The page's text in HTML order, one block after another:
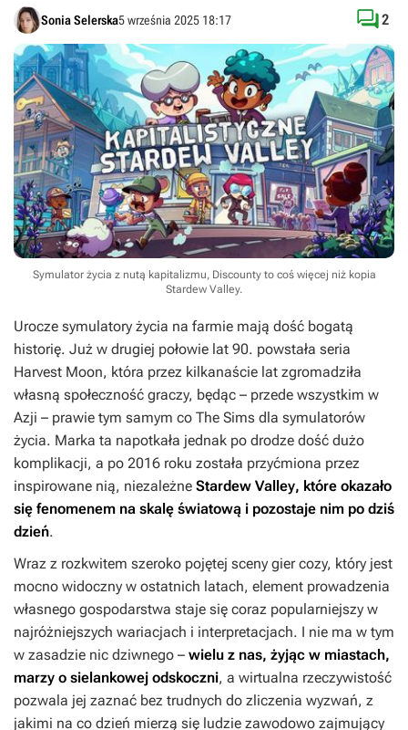
Sonia Selerska5 września 2025 18:17 2
Symulator życia z nutą kapitalizmu, Discounty to coś więcej niż kopia
Stardew Valley.
Urocze symulatory życia na farmie mają dość bogatą
historię. Już w drugiej połowie lat 90. powstała seria
Harvest Moon, która przez kilkanaście lat zgromadziła
własną społeczność graczy, będąc – przede wszystkim w
Azji – prawie tym samym co The Sims dla symulatorów
życia. Marka ta napotkała jednak po drodze dość dużo
komplikacji, a po 2016 roku została przyćmiona przez
inspirowane nią, niezależne Stardew Valley, które okazało
się fenomenem na skalę światową i pozostaje nim po dziś
dzień.
Wraz z rozkwitem szeroko pojętej sceny gier cozy, który jest
mocno widoczny w ostatnich latach, element prowadzenia
własnego gospodarstwa staje się coraz popularniejszy w
najróżniejszych wariacjach i interpretacjach. I nie ma w tym
w zasadzie nic dziwnego – wielu z nas, żyjąc w miastach,
marzy o sielankowej odskoczni, a wirtualna rzeczywistość
pozwala jej zaznać bez trudnych do zliczenia wyzwań, z
jakimi na co dzień mierzą się ludzie zawodowo zajmujący